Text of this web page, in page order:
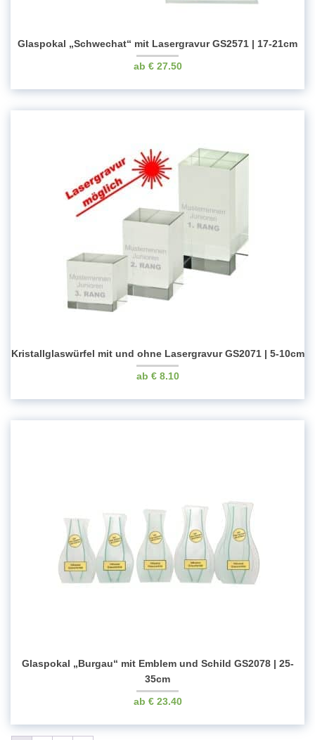
Glaspokal „Schwechat“ mit Lasergravur GS2571 | 17-21cm
€27.50
Kristallglaswürfel mit und ohne Lasergravur GS2071 | 5-10cm
€8.10
Glaspokal „Burgau“ mit Emblem und Schild GS2078 | 25-
35cm
€23.40